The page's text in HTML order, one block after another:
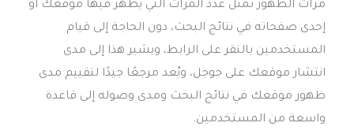
مرات الظهور تمثل عدد المرات التي يظهر فيها موقعك أو
إحدى صفحاته في نتائج البحث، دون الحاجة إلى قيام
المستخدمين بالنقر على الرابط، ويشير هذا إلى مدى
انتشار موقعك على جوجل، ويُعد مرجعًا جيدًا لتقييم مدى
ظهور موقعك في نتائج البحث ومدى وصوله إلى قاعدة
واسعة من المستخدمين.